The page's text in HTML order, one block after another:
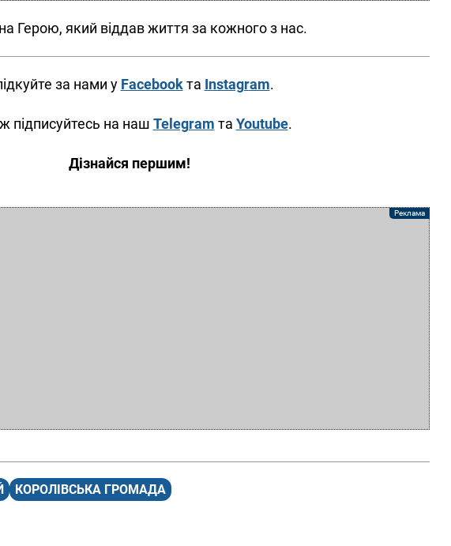
Герою, який віддав життя за кожного з нас.
за нами у Facebookта Instagram.
підписуйтесь на наш Telegram та Youtube.
Дізнайся першим!
КОРОЛІВСЬКА ГРОМАДА